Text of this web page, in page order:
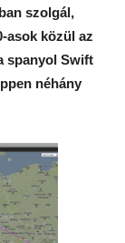
szolgál,
asok közül az
spanyol Swift
néhány